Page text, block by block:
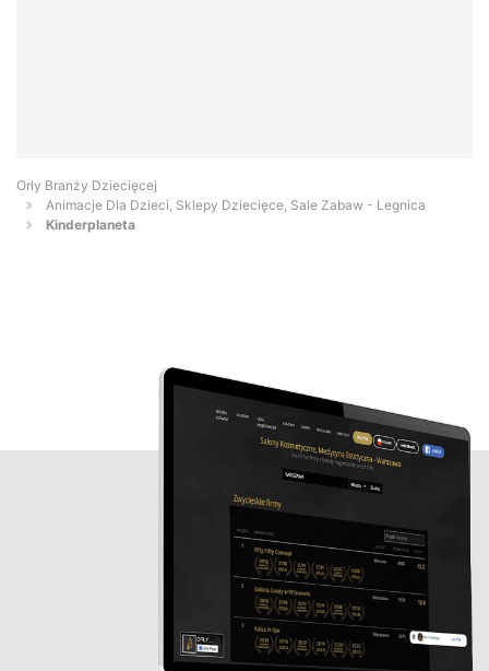
Orły Branży Dziecięcej
Animacje Dla Dzieci, Sklepy Dziecięce, Sale Zabaw - Legnica
Kinderplaneta